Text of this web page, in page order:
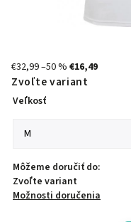
€32,99–50 % €16,49
Zvoľte variant
Veľkosť
Môžeme doručiť do:
Zvoľte variant
Možnosti doručenia